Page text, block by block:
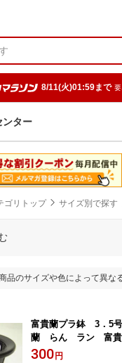
8/11(火)01:59まで
ンター
ゴリトップ サイズ別で探す
品のサイズや色によって異な
富貴蘭プラ鉢 3．
蘭 らん ラン 富
300 円